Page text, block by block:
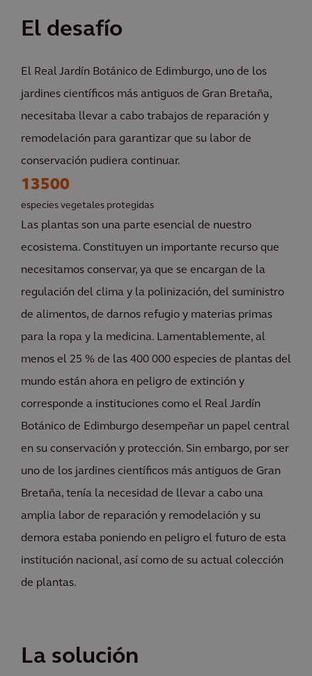
El desafío
El Real Jardín Botánico de Edimburgo, uno de los
jardines científicos más antiguos de Gran Bretaña,
necesitaba llevar a cabo trabajos de reparación y
remodelación para garantizar que su labor de
conservación pudiera continuar.
13500
especies vegetales protegidas
Las plantas son una parte esencial de nuestro
ecosistema. Constituyen un importante recurso que
necesitamos conservar, ya que se encargan de la
regulación del clima y la polinización, del suministro
de alimentos, de darnos refugio y materias primas
para la ropa y la medicina. Lamentablemente, al
menos el 25 % de las 400 000 especies de plantas del
mundo están ahora en peligro de extinción y
corresponde a instituciones como el Real Jardín
Botánico de Edimburgo desempeñar un papel central
en su conservación y protección. Sin embargo, por ser
uno de los jardines científicos más antiguos de Gran
Bretaña, tenía la necesidad de llevar a cabo una
amplia labor de reparación y remodelación y su
demora estaba poniendo en peligro el futuro de esta
institución nacional, así como de su actual colección
de plantas.
La solución